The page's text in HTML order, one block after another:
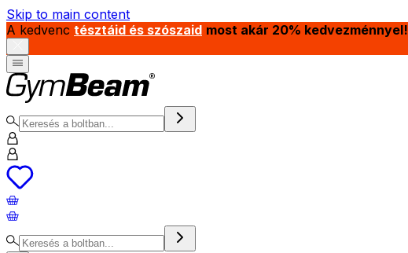
Skip to main content
A kedvenc tésztáid és szószaid most akár 20% kedvezménnyel!